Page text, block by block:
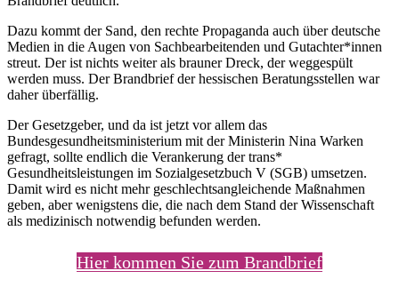
Dazu kommt der Sand, den rechte Propaganda auch über deutsche
Medien in die Augen von Sachbearbeitenden und Gutachter*innen
streut. Der ist nichts weiter als brauner Dreck, der weggespült
werden muss. Der Brandbrief der hessischen Beratungsstellen war
daher überfällig.
Der Gesetzgeber, und da ist jetzt vor allem das
Bundesgesundheitsministerium mit der Ministerin Nina Warken
gefragt, sollte endlich die Verankerung der trans*
Gesundheitsleistungen im Sozialgesetzbuch V (SGB) umsetzen.
Damit wird es nicht mehr geschlechtsangleichende Maßnahmen
geben, aber wenigstens die, die nach dem Stand der Wissenschaft
als medizinisch notwendig befunden werden.
Hier kommen Sie zum Brandbrief